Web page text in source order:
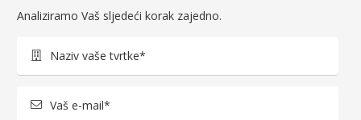
Analiziramo Vaš sljedeći korak zajedno.
Naziv vaše tvrtke*
Vaš e-mail*